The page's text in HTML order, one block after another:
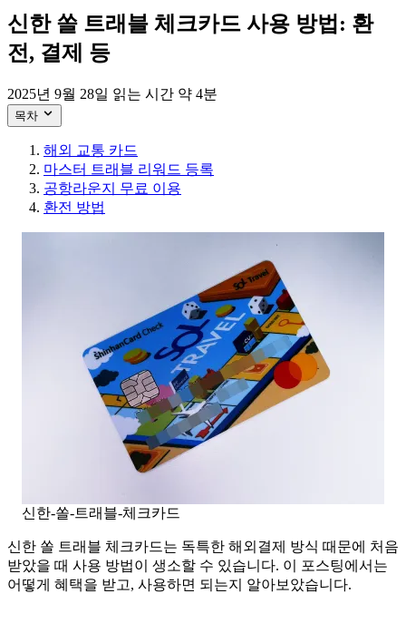
신한 쏠 트래블 체크카드 사용 방법: 환
전, 결제 등
2025년 9월 28일 읽는 시간 약 4분
목차
해외 교통 카드
마스터 트래블 리워드 등록
공항라운지 무료 이용
환전 방법
신한-쏠-트래블-체크카드
신한 쏠 트래블 체크카드는 독특한 해외결제 방식 때문에 처음
받았을 때 사용 방법이 생소할 수 있습니다. 이 포스팅에서는
어떻게 혜택을 받고, 사용하면 되는지 알아보았습니다.